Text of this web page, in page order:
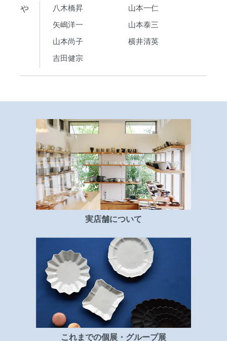
や 八木橋昇
山本一仁
矢嶋洋一
山本泰三
山本尚子
横井清英
吉田健宗
実店舗について
これまでの個展・グループ展